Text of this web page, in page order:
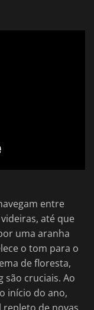
entre
até que
uma aranha
o tom para o
de floresta,
são cruciais. Ao
início do ano,